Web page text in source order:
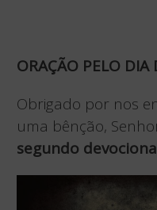
ORAÇÃO PELO DIA
Obrigado por nos
uma bênção,
segundo